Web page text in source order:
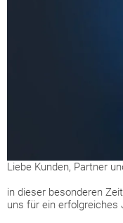
Liebe Kunden, Partner
in dieser besonderen
uns für ein erfolgreiches